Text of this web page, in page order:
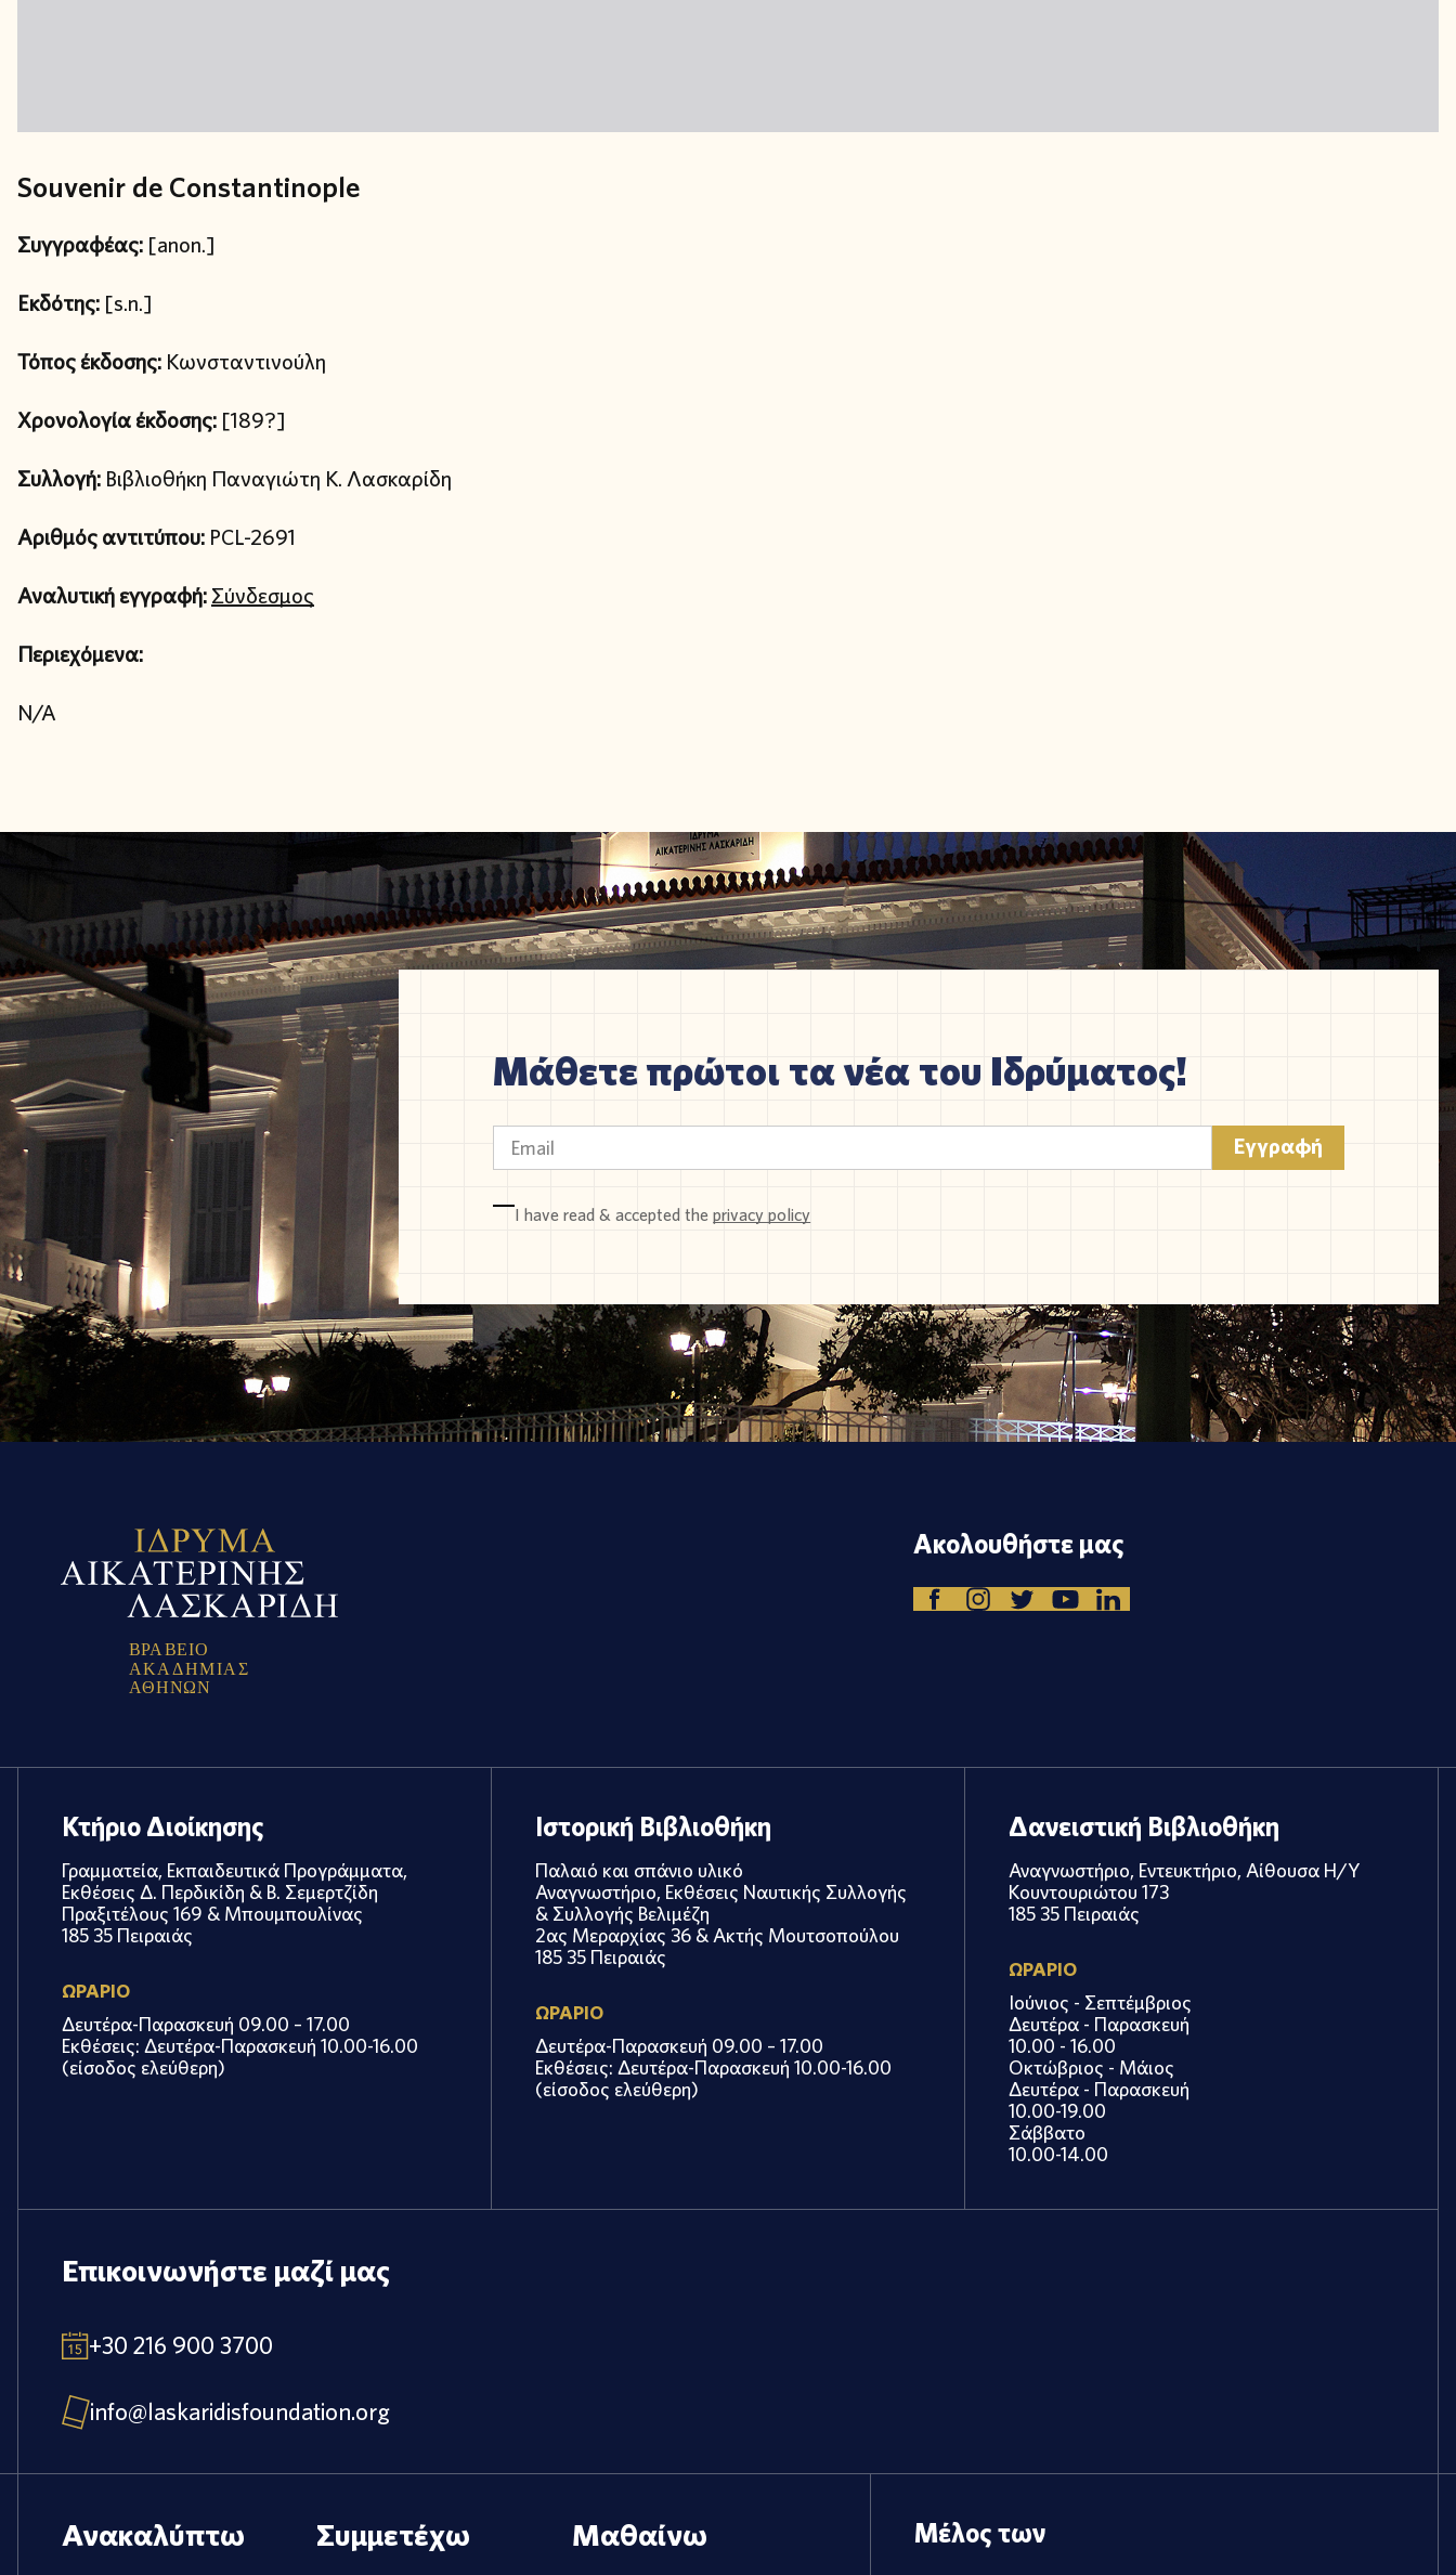
Souvenir de Constantinople
Συγγραφέας: [anon.]
Εκδότης: [s.n.]
Τόπος έκδοσης: Κωνσταντινούλη
Χρονολογία έκδοσης: [189?]
Συλλογή: Βιβλιοθήκη Παναγιώτη Κ. Λασκαρίδη
Αριθμός αντιτύπου: PCL-2691
Αναλυτική εγγραφή:Σύνδεσμος
Περιεχόμενα:
N/A
Μάθετε πρώτοι τα νέα του Ιδρύματος!
I have read & accepted theprivacy policy
ΒΡΑ ΒΕΙΟ
ΑΚΑ ΔΗΜΙΑ Σ
ΑΘΗΝΩΝ
Ακολουθήστε μας
Κτήριο Διοίκησης
Γραμματεία, Εκπαιδευτικά Προγράμματα,
Εκθέσεις Δ. Περδικίδη & Β. Σεμερτζίδη
Πραξιτέλους 169 & Μπουμπουλίνας
185 35 Πειραιάς
ΩΡΑΡΙΟ
Δευτέρα-Παρασκευή 09.00 – 17.00
Εκθέσεις: Δευτέρα-Παρασκευή 10.00-16.00
(είσοδος ελεύθερη)
Ιστορική Βιβλιοθήκη
Παλαιό και σπάνιο υλικό
Αναγνωστήριο, Εκθέσεις Ναυτικής Συλλογής
& Συλλογής Βελιμέζη
2ας Μεραρχίας 36 & Ακτής Μουτσοπούλου
185 35 Πειραιάς
ΩΡΑΡΙΟ
Δευτέρα-Παρασκευή 09.00 – 17.00
Εκθέσεις: Δευτέρα-Παρασκευή 10.00-16.00
(είσοδος ελεύθερη)
Δανειστική Βιβλιοθήκη
Αναγνωστήριο, Εντευκτήριο, Αίθουσα Η/Υ
Κουντουριώτου 173
185 35 Πειραιάς
ΩΡΑΡΙΟ
Ιούνιος - Σεπτέμβριος
Δευτέρα - Παρασκευή
10.00 - 16.00
Οκτώβριος - Μάιος
Δευτέρα - Παρασκευή
10.00-19.00
Σάββατο
10.00-14.00
Επικοινωνήστε μαζί μας
+30 216 900 3700
info@laskaridisfoundation.org
Ανακαλύπτω Συμμετέχω Μαθαίνω Μέλος των